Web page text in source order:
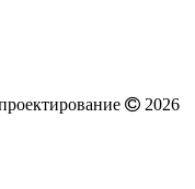
2026